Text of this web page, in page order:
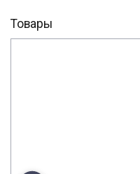
Товары